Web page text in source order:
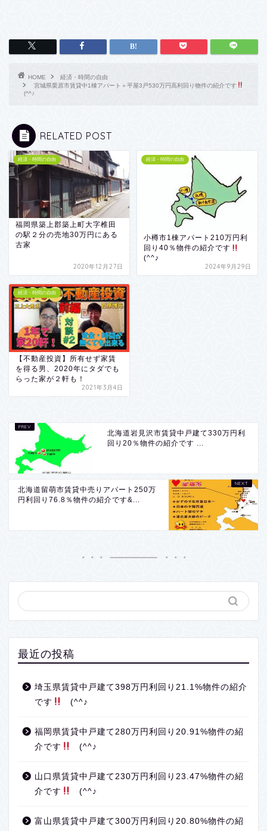
HOME
経済・時間の自由
宮城県栗原市賃貸中1棟アパート＋平屋3戸530万円高利回り物件の紹介です
(^^♪
RELATED POST
経済・時間の自由
福岡県築上郡築上町大字椎田
の駅２分の売地30万円にある
古家
2020年12月27日
経済・時間の自由
小樽市1棟アパート210万円利
回り40％物件の紹介です
(^^♪
2024年9月29日
経済・時間の自由
【不動産投資】所有せず家賃
を得る男、2020年にタダでも
らった家が２軒も！
2021年3月4日
北海道岩見沢市賃貸中戸建て330万円利
回り20％物件の紹介です ...
北海道留萌市賃貸中売りアパート250万
円利回り76.8％物件の紹介です&...
最近の投稿
埼玉県賃貸中戸建て398万円利回り21.1%物件の紹介
です
(^^♪
福岡県賃貸中戸建て280万円利回り20.91%物件の紹
介です
(^^♪
山口県賃貸中戸建て230万円利回り23.47%物件の紹
介です
(^^♪
富山県賃貸中戸建て300万円利回り20.80%物件の紹